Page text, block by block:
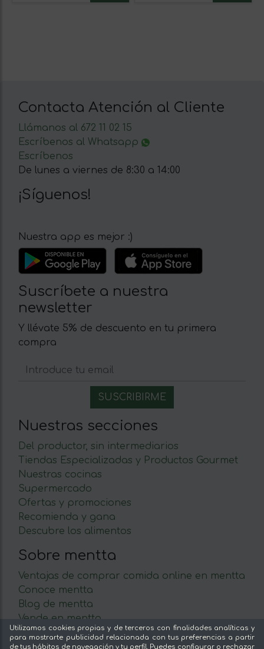
Contacta Atención al Cliente
Llámanos al 672 11 02 15
Escríbenos al Whatsapp
Escríbenos
De lunes a viernes de 8:30 a 14:00
¡Síguenos!
Nuestra app es mejor :)
Suscríbete a nuestra
newsletter
Y llévate 5% de descuento en tu primera
compra
Nuestras secciones
Del productor, sin intermediarios
Tiendas Especializadas y Productos Gourmet
Nuestras cocinas
Supermercado
Ofertas y promociones
Recomienda y gana
Descubre los alimentos
Sobre mentta
Ventajas de comprar comida online en mentta
Conoce mentta
Blog de mentta
Vende en mentta
Fidelización
Preguntas frecuentes
Utilizamos cookies propias y de terceros con finalidades analíticas y
para mostrarte publicidad relacionada con tus preferencias a partir
de tus hábitos de navegación y tu perfil. Puedes configurar o rechazar